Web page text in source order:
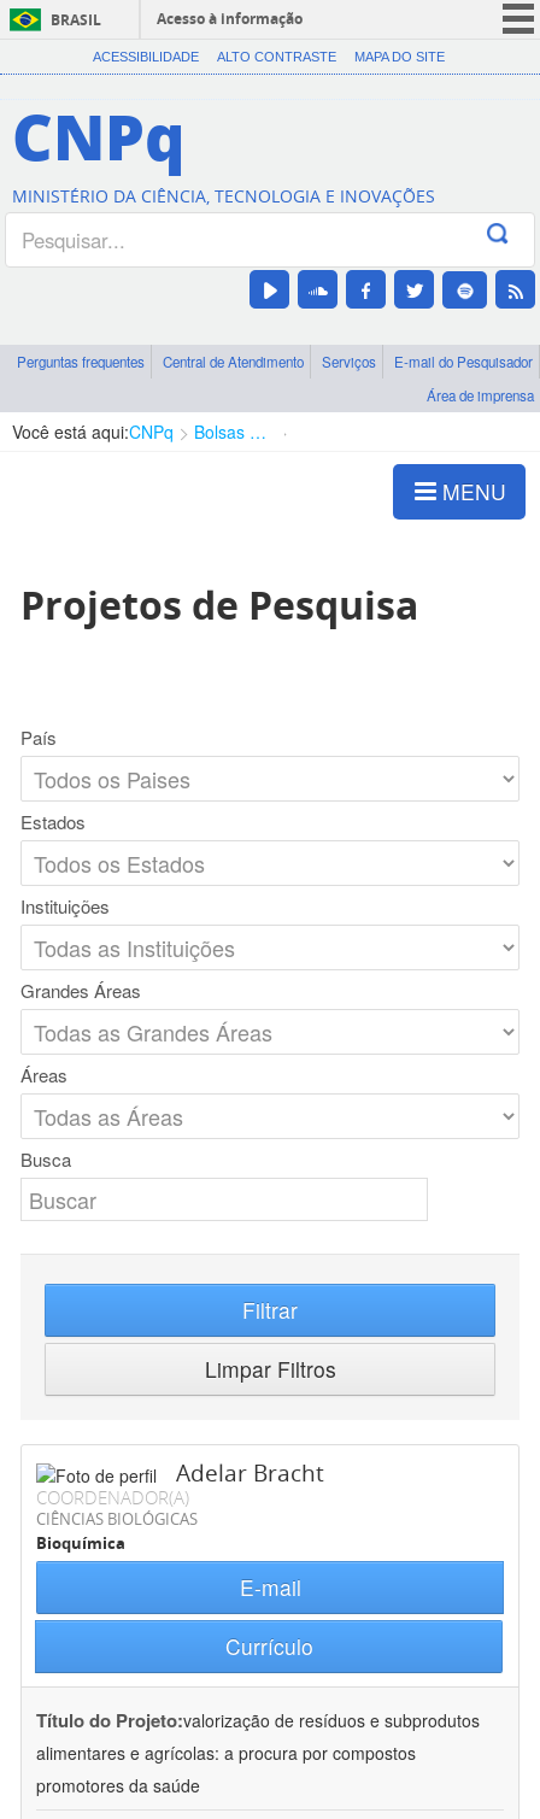
BRASIL
Acesso à informação
CORONAVÍRUS (COVID-19)
Canais
ACESSIBILIDADE ALTO CONTRASTE MAPA DO SITE
CNPq
MINISTÉRIO DA CIÊNCIA, TECNOLOGIA E INOVAÇÕES
Perguntas frequentes Central de Atendimento Serviços
E-mail do Pesquisador
Área de imprensa
Você está aqui:CNPq Bolsas e Auxílios Vigentes
MENU
Projetos de Pesquisa
País
Estados
Instituições
Grandes Áreas
Áreas
Busca
Filtrar
Limpar Filtros
Adelar Bracht
COORDENADOR(A)
CIÊNCIAS BIOLÓGICAS
Bioquímica
E-mail
Currículo
Título do Projeto:valorização de resíduos e subprodutos
alimentares e agrícolas: a procura por compostos
promotores da saúde